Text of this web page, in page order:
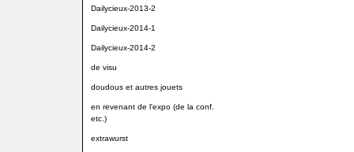
Dailycieux-2013-2
Dailycieux-2014-1
Dailycieux-2014-2
de visu
doudous et autres jouets
en revenant de l'expo (de la conf.
etc.)
extrawurst